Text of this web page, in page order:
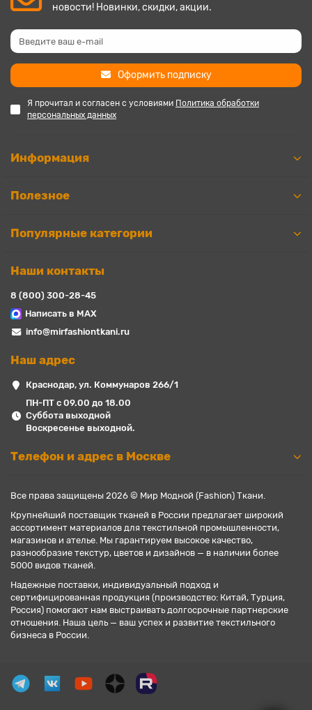
новости! Новинки, скидки, акции.
Оформить подписку
Я прочитал и согласен с условиями Политика обработки
персональных данных
Информация
Полезное
Популярные категории
Наши контакты
8 (800) 300-28-45
Написать в MAX
info@mirfashiontkani.ru
Наш адрес
Краснодар, ул. Коммунаров 266/1
ПН-ПТ с 09.00 до 18.00
Суббота выходной
Воскресенье выходной.
Телефон и адрес в Москве
Все права защищены 2026 © Мир Модной (Fashion) Ткани.
Крупнейший поставщик тканей в России предлагает широкий
ассортимент материалов для текстильной промышленности,
магазинов и ателье. Мы гарантируем высокое качество,
разнообразие текстур, цветов и дизайнов — в наличии более
5000 видов тканей.
Надежные поставки, индивидуальный подход и
сертифицированная продукция (производство: Китай, Турция,
Россия) помогают нам выстраивать долгосрочные партнерские
отношения. Наша цель — ваш успех и развитие текстильного
бизнеса в России.